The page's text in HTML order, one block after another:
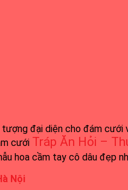
đại diện cho đám
cưới Tráp Ăn Hỏi –
hoa cầm tay cô dâu đẹp
Nội